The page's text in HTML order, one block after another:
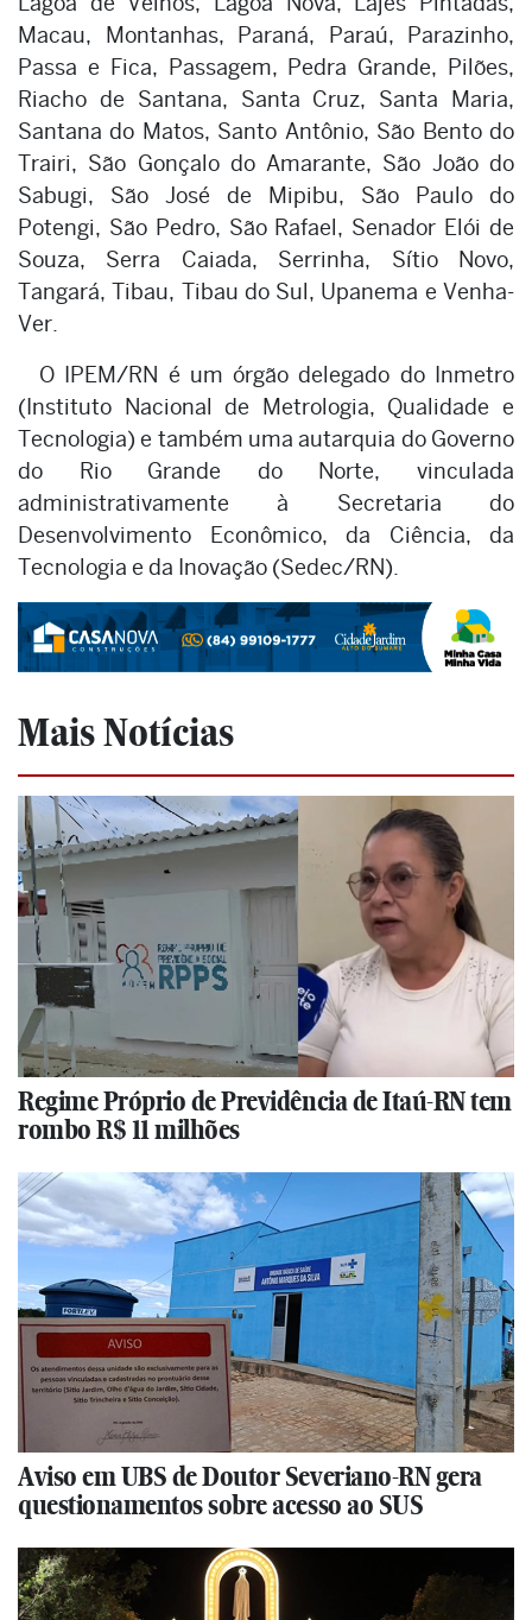
Macau, Montanhas, Paraná, Paraú, Parazinho,
Passa e Fica, Passagem, Pedra Grande, Pilões,
Riacho de Santana, Santa Cruz, Santa Maria,
Santana do Matos, Santo Antônio, São Bento do
Trairi, São Gonçalo do Amarante, São João do
Sabugi, São José de Mipibu, São Paulo do
Potengi, São Pedro, São Rafael, Senador Elói de
Souza, Serra Caiada, Serrinha, Sítio Novo,
Tangará, Tibau, Tibau do Sul, Upanema e Venha-
Ver.
O IPEM/RN é um órgão delegado do Inmetro
(Instituto Nacional de Metrologia, Qualidade e
Tecnologia) e também uma autarquia do Governo
do Rio Grande do Norte, vinculada
administrativamente à Secretaria do
Desenvolvimento Econômico, da Ciência, da
Tecnologia e da Inovação (Sedec/RN).
Mais Notícias
Regime Próprio de Previdência de Itaú-RN tem
rombo R$ 11 milhões
Aviso em UBS de Doutor Severiano-RN gera
questionamentos sobre acesso ao SUS